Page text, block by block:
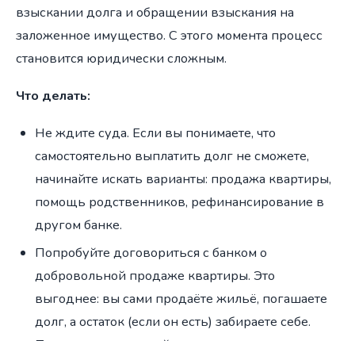
взыскании долга и обращении взыскания на
заложенное имущество. С этого момента процесс
становится юридически сложным.
Что делать:
Не ждите суда. Если вы понимаете, что
самостоятельно выплатить долг не сможете,
начинайте искать варианты: продажа квартиры,
помощь родственников, рефинансирование в
другом банке.
Попробуйте договориться с банком о
добровольной продаже квартиры. Это
выгоднее: вы сами продаёте жильё, погашаете
долг, а остаток (если он есть) забираете себе.